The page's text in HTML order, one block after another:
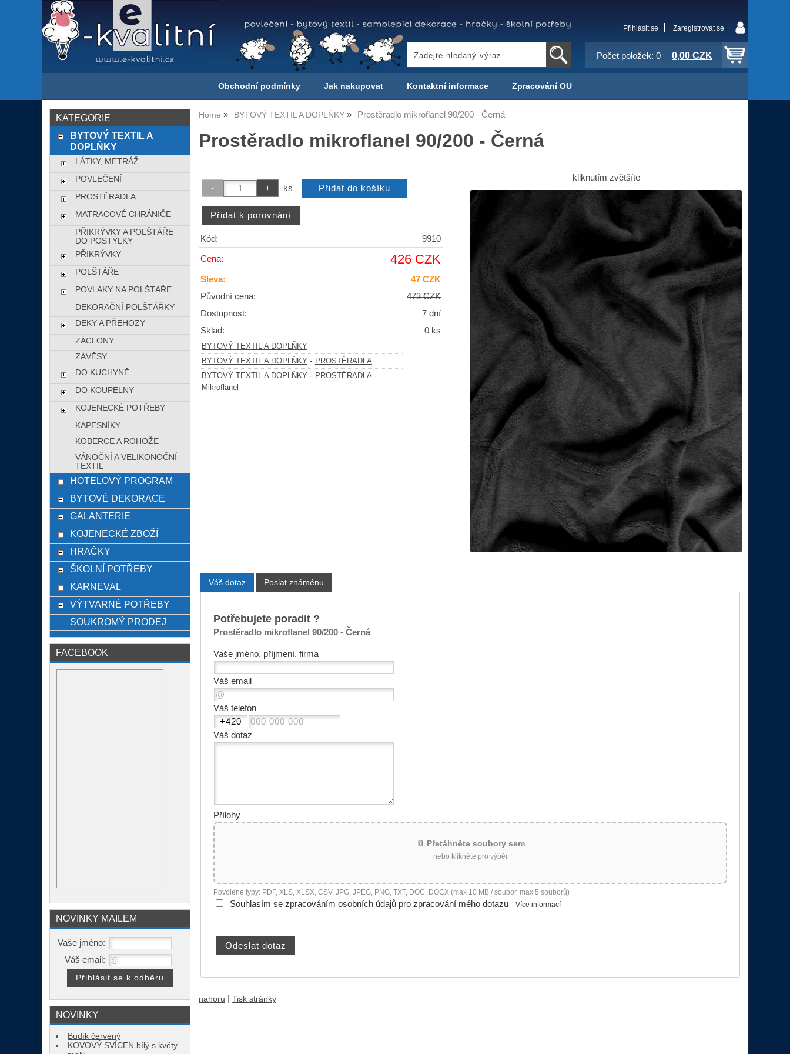
Přihlásit se Zaregistrovat se
Počet položek: 0 0,00 CZK
Obchodní podmínky Jak nakupovat Kontaktní informace Zpracování OU
Home BYTOVÝ TEXTIL A DOPLŇKY Prostěradlo mikroflanel 90/200 - Černá
Prostěradlo mikroflanel 90/200 - Černá
kliknutím zvětšíte
ks
Kód: 9910
Cena: 426 CZK
Sleva:
47 CZK
Původní cena:
473 CZK
Dostupnost:
7 dní
Sklad:
0 ks
BYTOVÝ TEXTIL A DOPLŇKY
BYTOVÝ TEXTIL A DOPLŇKY - PROSTĚRADLA
BYTOVÝ TEXTIL A DOPLŇKY - PROSTĚRADLA -
Mikroflanel
Váš dotaz Poslat známénu
Potřebujete poradit ?
Prostěradlo mikroflanel 90/200 - Černá
Vaše jméno, příjmení, firma
Váš email
Váš telefon
Váš dotaz
Přílohy
📎 Přetáhněte soubory sem
nebo klikněte pro výběr
Povolené typy: PDF, XLS, XLSX, CSV, JPG, JPEG, PNG, TXT, DOC, DOCX (max 10 MB / soubor, max 5 souborů)
Souhlasím se zpracováním osobních údajů pro zpracování mého dotazu Více informací
nahoru Tisk stránky
KATEGORIE
BYTOVÝ TEXTIL A
DOPLŇKY
LÁTKY, METRÁŽ
POVLEČENÍ
PROSTĚRADLA
MATRACOVÉ CHRÁNIČE
PŘIKRÝVKY A POLŠTÁŘE
DO POSTÝLKY
PŘIKRÝVKY
POLŠTÁŘE
POVLAKY NA POLŠTÁŘE
DEKORAČNÍ POLŠTÁŘKY
DEKY A PŘEHOZY
ZÁCLONY
ZÁVĚSY
DO KUCHYNĚ
DO KOUPELNY
KOJENECKÉ POTŘEBY
KAPESNÍKY
KOBERCE A ROHOŽE
VÁNOČNÍ A VELIKONOČNÍ
TEXTIL
HOTELOVÝ PROGRAM
BYTOVÉ DEKORACE
GALANTERIE
KOJENECKÉ ZBOŽÍ
HRAČKY
ŠKOLNÍ POTŘEBY
KARNEVAL
VÝTVARNÉ POTŘEBY
SOUKROMÝ PRODEJ
FACEBOOK
NOVINKY MAILEM
Vaše jméno:
Váš email:
NOVINKY
Budík červený
KOVOVÝ SVÍCEN bílý s květy